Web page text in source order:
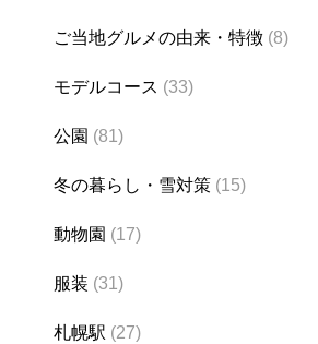
ご当地グルメの由来・特徴 (8)
モデルコース (33)
公園 (81)
冬の暮らし・雪対策 (15)
動物園 (17)
服装 (31)
札幌駅 (27)